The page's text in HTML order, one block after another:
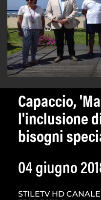
Capaccio,
l'inclusione
bisogni
04 giugno
STILETV HD